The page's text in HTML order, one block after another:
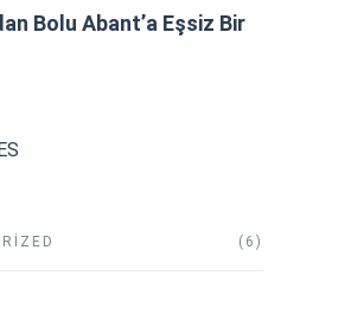
Bolu Abant’a Eşsiz Bir
(6)